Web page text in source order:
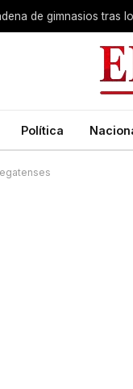
de gimnasios tras
Política